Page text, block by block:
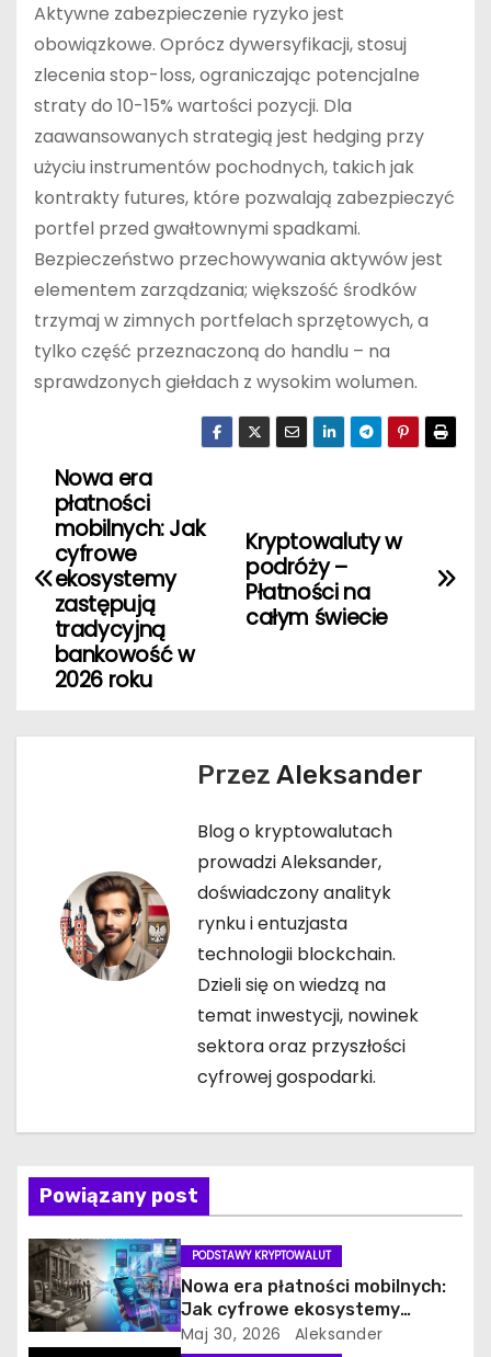
Aktywne zabezpieczenie ryzyko jest
obowiązkowe. Oprócz dywersyfikacji, stosuj
zlecenia stop-loss, ograniczając potencjalne
straty do 10-15% wartości pozycji. Dla
zaawansowanych strategią jest hedging przy
użyciu instrumentów pochodnych, takich jak
kontrakty futures, które pozwalają zabezpieczyć
portfel przed gwałtownymi spadkami.
Bezpieczeństwo przechowywania aktywów jest
elementem zarządzania; większość środków
trzymaj w zimnych portfelach sprzętowych, a
tylko część przeznaczoną do handlu – na
sprawdzonych giełdach z wysokim wolumen.
N
w
Kryptowaluty w
podróży –
Płatności na
całym świecie
Nowa era
płatności
mobilnych: Jak
cyfrowe
ekosystemy
zastępują
tradycyjną
bankowość w
2026 roku
Przez Aleksander
Blog o kryptowalutach
prowadzi Aleksander,
doświadczony analityk
rynku i entuzjasta
technologii blockchain.
Dzieli się on wiedzą na
temat inwestycji, nowinek
sektora oraz przyszłości
cyfrowej gospodarki.
Powiązany post
PODSTAWY KRYPTOWALUT
Nowa era płatności mobilnych:
Jak cyfrowe ekosystemy
zastępują tradycyjną
Maj 30, 2026 Aleksander